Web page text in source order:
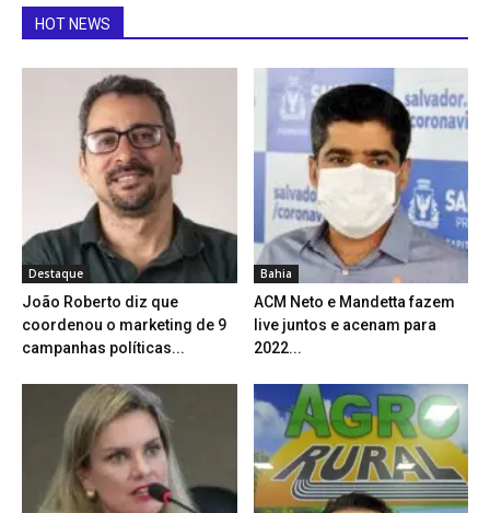
HOT NEWS
Destaque
João Roberto diz que
coordenou o marketing de 9
campanhas políticas...
Bahia
ACM Neto e Mandetta fazem
live juntos e acenam para
2022...